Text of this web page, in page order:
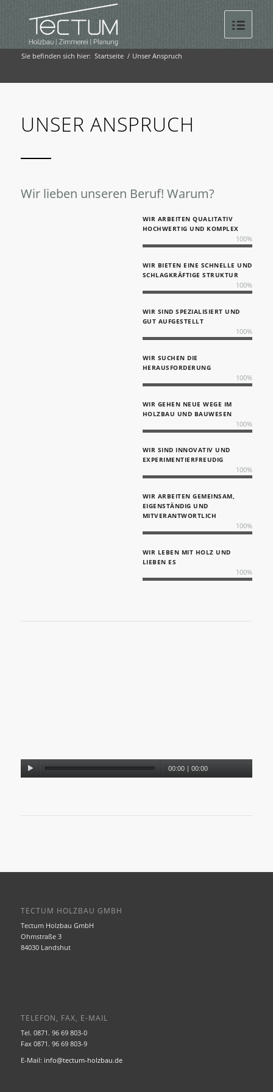
Sie befinden sich hier: Startseite / Unser Anspruch
UNSER ANSPRUCH
Wir lieben unseren Beruf! Warum?
WIR ARBEITEN QUALITATIV
HOCHWERTIG UND KOMPLEX
100%
WIR BIETEN EINE SCHNELLE UND
SCHLAGKRÄFTIGE STRUKTUR
100%
WIR SIND SPEZIALISIERT UND
GUT AUFGESTELLT
100%
WIR SUCHEN DIE
HERAUSFORDERUNG
100%
WIR GEHEN NEUE WEGE IM
HOLZBAU UND BAUWESEN
100%
WIR SIND INNOVATIV UND
EXPERIMENTIERFREUDIG
100%
WIR ARBEITEN GEMEINSAM,
EIGENSTÄNDIG UND
MITVERANTWORTLICH
100%
WIR LEBEN MIT HOLZ UND
LIEBEN ES
100%
00:00 00:00
TECTUM HOLZBAU GMBH
Tectum Holzbau GmbH
Ohmstraße 3
84030 Landshut
TELEFON, FAX, E-MAIL
Tel. 0871. 96 69 803-0
Fax 0871. 96 69 803-9
E-Mail: info@tectum-holzbau.de